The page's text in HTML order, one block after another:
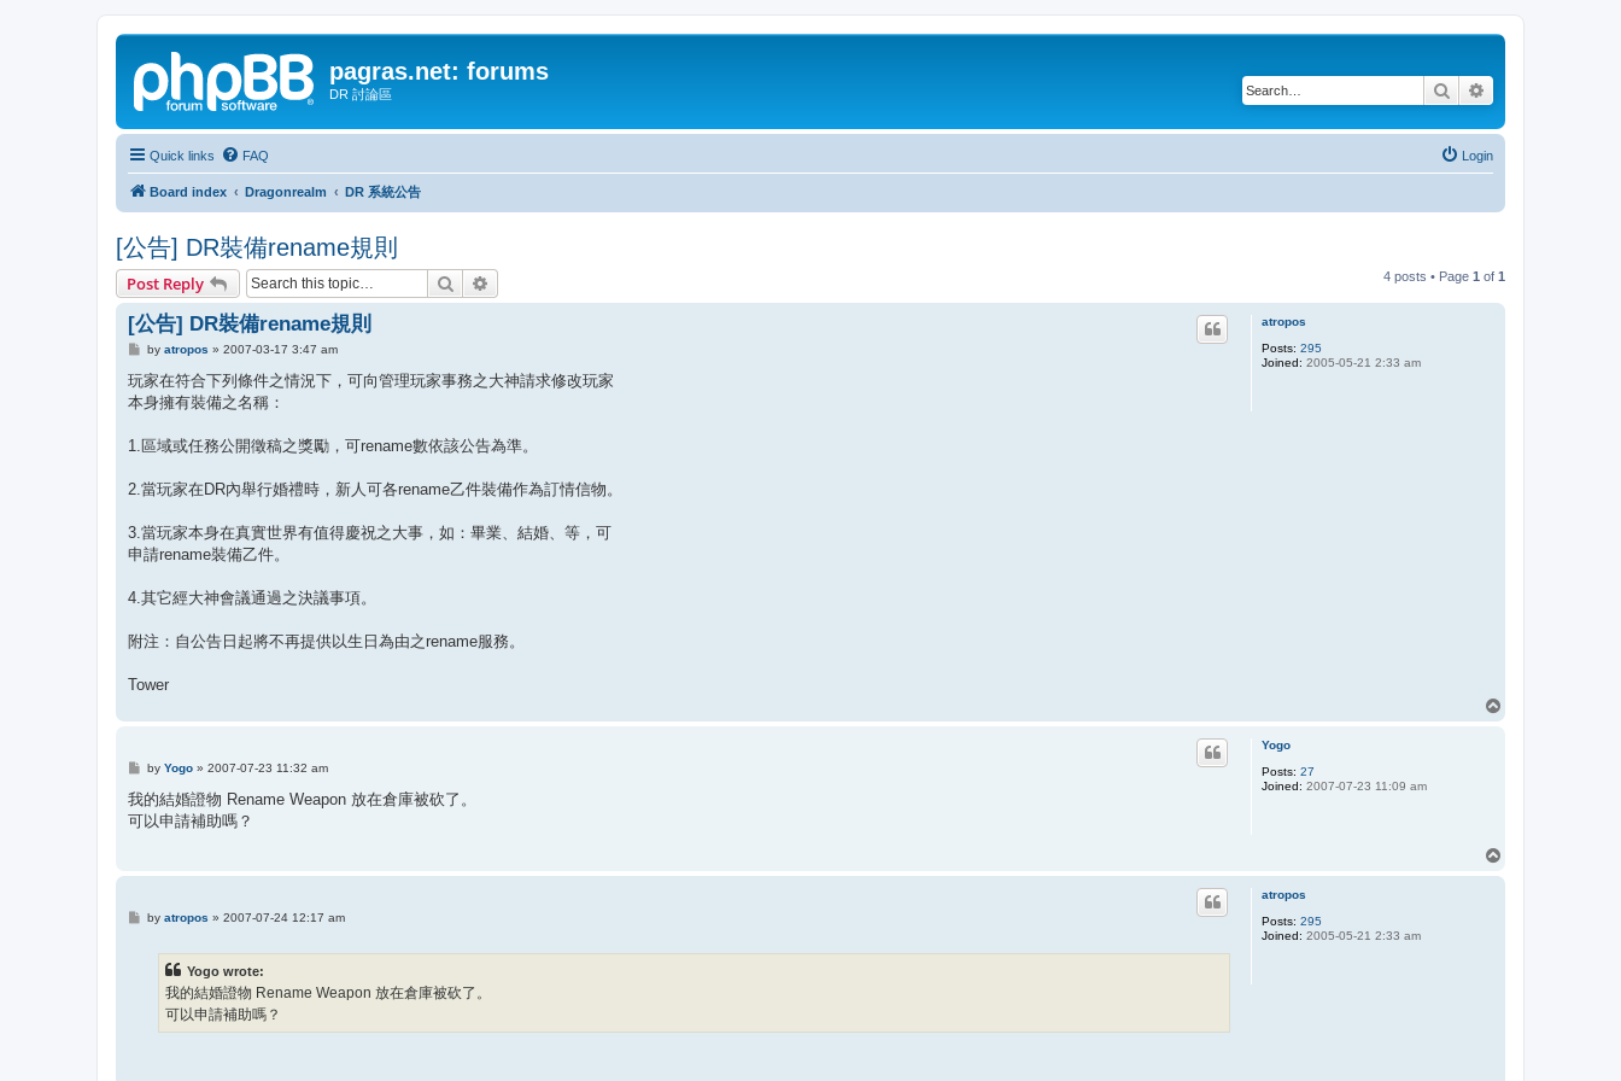
pagras.net: forums
DR 討論區 Search
Quick links FAQ Login
Board index Dragonrealm DR 系統公告
[公告] DR裝備rename規則
Post Reply Search 4 posts • Page 1 of 1
atropos
Posts: 295
Joined: 2005-05-21 2:33 am
[公告] DR裝備rename規則
P
s
t
by atropos » 2007-03-17 3:47 am
玩家在符合下列條件之情況下，可向管理玩家事務之大神請求修改玩家
本身擁有裝備之名稱：
1.區域或任務公開徵稿之獎勵，可rename數依該公告為準。
2.當玩家在DR內舉行婚禮時，新人可各rename乙件裝備作為訂情信物。
3.當玩家本身在真實世界有值得慶祝之大事，如：畢業、結婚、等，可
申請rename裝備乙件。
4.其它經大神會議通過之決議事項。
附注：自公告日起將不再提供以生日為由之rename服務。
Tower
Yogo
Posts: 27
Joined: 2007-07-23 11:09 am
P
s
t
by Yogo» 2007-07-23 11:32 am
我的結婚證物 Rename Weapon 放在倉庫被砍了。
可以申請補助嗎？
atropos
Posts: 295
Joined: 2005-05-21 2:33 am
Pby atropos » 2007-07-24 12:17 am
Yogo wrote:
我的結婚證物 Rename Weapon 放在倉庫被砍了。
可以申請補助嗎？